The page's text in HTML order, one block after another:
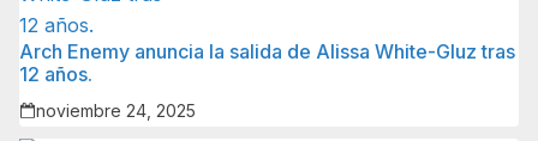
Arch Enemy anuncia la salida de Alissa White-Gluz tras
12 años.
noviembre 24, 2025